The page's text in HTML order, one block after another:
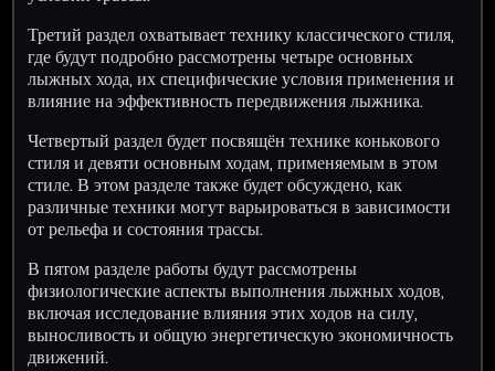
Третий раздел охватывает технику классического стиля,
где будут подробно рассмотрены четыре основных
лыжных хода, их специфические условия применения и
влияние на эффективность передвижения лыжника.
Четвертый раздел будет посвящён технике конькового
стиля и девяти основным ходам, применяемым в этом
стиле. В этом разделе также будет обсуждено, как
различные техники могут варьироваться в зависимости
от рельефа и состояния трассы.
В пятом разделе работы будут рассмотрены
физиологические аспекты выполнения лыжных ходов,
включая исследование влияния этих ходов на силу,
выносливость и общую энергетическую экономичность
движений.